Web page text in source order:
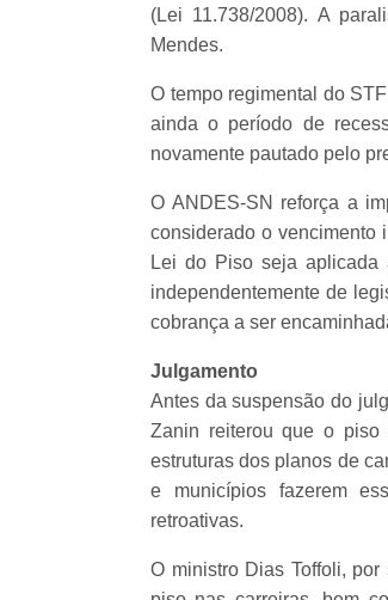
(Lei 11.738/2008). A
Mendes.
O tempo regimental do
ainda o período de
novamente pautado pelo
O ANDES-SN reforça a
considerado o vencimento
Lei do Piso seja aplicada
independentemente de
cobrança a ser
Julgamento
Antes da suspensão do
Zanin reiterou que o
estruturas dos planos de
e municípios fazerem
retroativas.
O ministro Dias Toffoli,